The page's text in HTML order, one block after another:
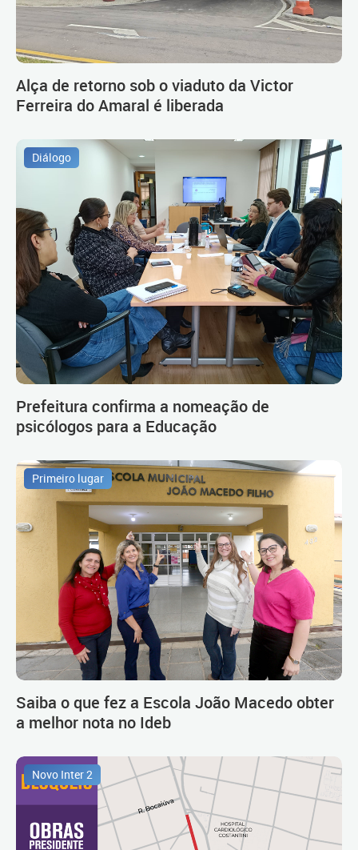
Alça de retorno sob o viaduto da Victor
Ferreira do Amaral é liberada
Diálogo
Prefeitura confirma a nomeação de
psicólogos para a Educação
Primeiro lugar
Saiba o que fez a Escola João Macedo obter
a melhor nota no Ideb
Novo Inter 2